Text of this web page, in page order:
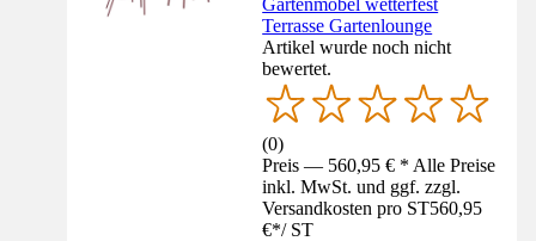
Gartenmöbel wetterfest
Terrasse Gartenlounge
Artikel wurde noch nicht
bewertet.
(0)
Preis — 560,95 € * Alle Preise
inkl. MwSt. und ggf. zzgl.
Versandkosten pro ST560,95
€*/ ST